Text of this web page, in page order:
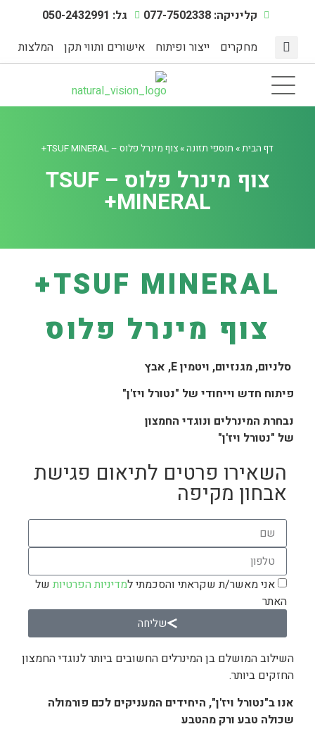
קליניקה: 077-7502338
גל: 050-2432991
מחקרים
ייצור ופיתוח אישורים ותווי תקן המלצות
דף הבית» תוספי תזונה»צוף מינרל פלוס – TSUF MINERAL+
צוף מינרל פלוס – TSUF
MINERAL+
TSUF MINERAL+
צוף מינרל פלוס
סלניום, מגנזיום, ויטמיןE, אבץ
פיתוח חדש וייחודי של "נטורל ויז'ן"
נבחרת המינרלים ונוגדי החמצון
של "נטורל ויז'ן"
השאירו פרטים לתיאום פגישת
אבחון מקיפה
אני מאשר/ת שקראתי והסכמתי למדיניות הפרטיות של
האתר
שליחה
השילוב המושלם בן המינרלים החשובים ביותר לנוגדי החמצון
החזקים ביותר.
אנו ב"נטורל ויז'ן", היחידים המעניקים לכם פורמולה
שכולה טבע ורק מהטבע